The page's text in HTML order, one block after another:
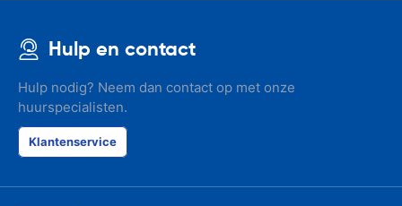
Hulp en contact
Hulp nodig? Neem dan contact op met onze
huurspecialisten.
Klantenservice